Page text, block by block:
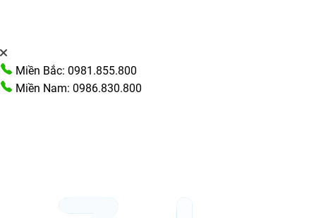
Miền Bắc: 0981.855.800
Miền Nam: 0986.830.800